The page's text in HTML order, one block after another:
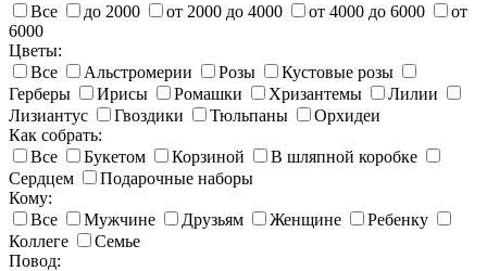
Все
до 2000 от 2000 до 4000 от 4000 до 6000
от
6000
Цветы:
Все
Альстромерии Розы
Кустовые розы
Герберы
Ирисы Ромашки Хризантемы
Лилии
Лизиантус
Гвоздики Тюльпаны
Орхидеи
Как собрать:
Все
Букетом Корзиной
В шляпной коробке
Сердцем
Подарочные наборы
Кому:
Все
Мужчине Друзьям Женщине
Ребенку
Коллеге
Семье
Повод: